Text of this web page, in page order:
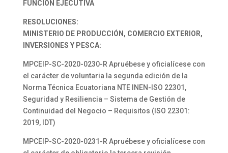
FUNCIÓN EJECUTIVA
RESOLUCIONES:
MINISTERIO DE PRODUCCIÓN, COMERCIO EXTERIOR,
INVERSIONES Y PESCA:
MPCEIP-SC-2020-0230-R Apruébese y oficialícese con
el carácter de voluntaria la segunda edición de la
Norma Técnica Ecuatoriana NTE INEN-ISO 22301,
Seguridad y Resiliencia – Sistema de Gestión de
Continuidad del Negocio – Requisitos (ISO 22301:
2019, IDT)
MPCEIP-SC-2020-0231-R Apruébese y oficialícese con